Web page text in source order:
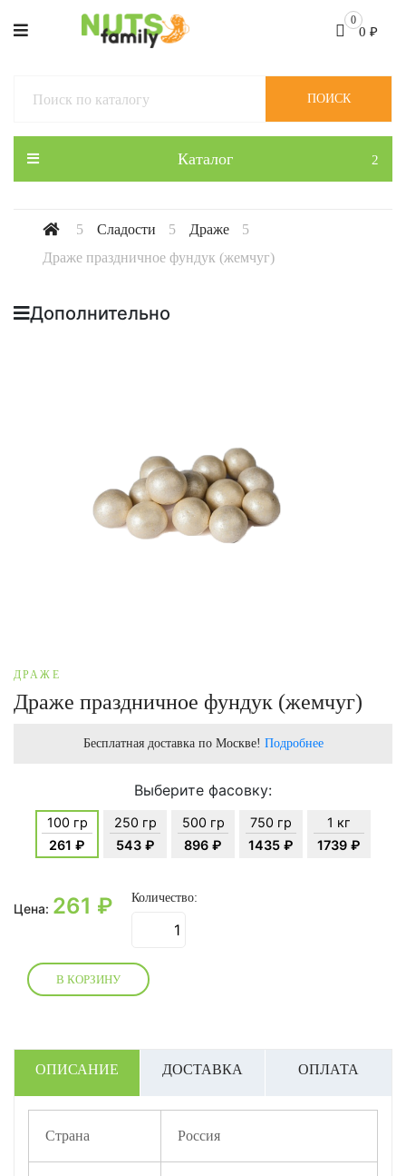
0
0 ₽
Каталог
ПОИСК
Сладости
Драже
Драже праздничное фундук (жемчуг)
Дополнительно
ДРАЖЕ
Драже праздничное фундук (жемчуг)
Бесплатная доставка по Москве! Подробнее
Выберите фасовку:
100 гр
261 ₽
250 гр
543 ₽
500 гр
896 ₽
750 гр
1435 ₽
1 кг
1739 ₽
Цена: 261 ₽ Количество:
В КОРЗИНУ
ОПИСАНИЕ ДОСТАВКА ОПЛАТА
Страна Россия